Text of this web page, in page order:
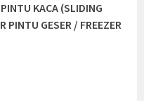
KACA (SLIDING
PINTU GESER / FREEZER